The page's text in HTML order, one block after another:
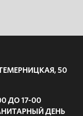
50
ДО 17-00
ДЕНЬ